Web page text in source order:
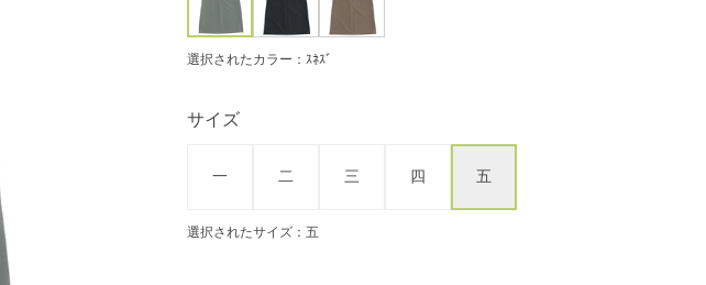
選択されたカラー：ｽﾈｽﾞ
サイズ
一 二 三 四 五
選択されたサイズ：五